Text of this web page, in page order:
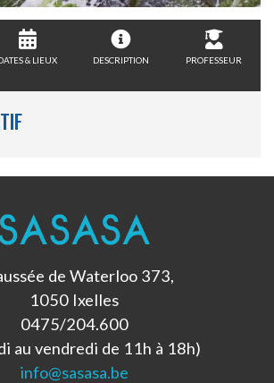
& LIEUX DESCRIPTION PROFESSEUR
de Waterloo 373,
1050 Ixelles
0475/204.600
au vendredi de 11h à 18h)
info@sasasa.be